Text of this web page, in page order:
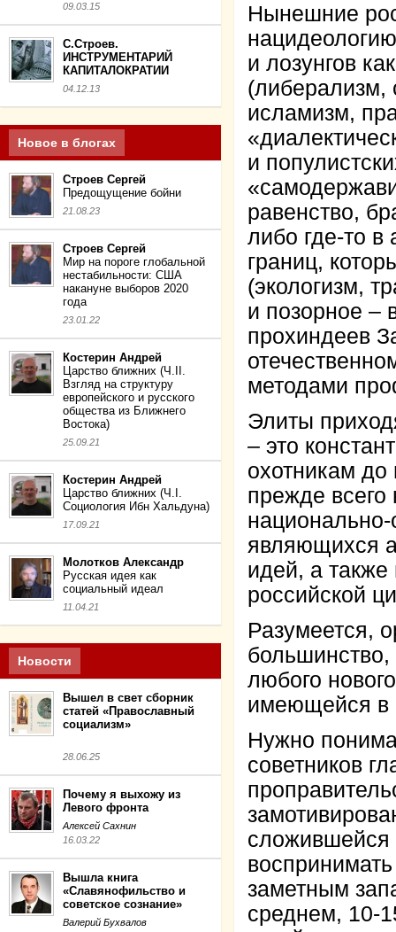
09.03.15
С.Строев.
ИНСТРУМЕНТАРИЙ
КАПИТАЛОКРАТИИ
04.12.13
Новое в блогах
Строев Сергей
Предощущение бойни
21.08.23
Строев Сергей
Мир на пороге глобальной
нестабильности: США
накануне выборов 2020
года
23.01.22
Костерин Андрей
Царство ближних (Ч.II.
Взгляд на структуру
европейского и русского
общества из Ближнего
Востока)
25.09.21
Костерин Андрей
Царство ближних (Ч.I.
Социология Ибн Хальдуна)
17.09.21
Молотков Александр
Русская идея как
социальный идеал
11.04.21
Новости
Вышел в свет сборник
статей «Православный
социализм»
28.06.25
Почему я выхожу из
Левого фронта
Алексей Сахнин
16.03.22
Вышла книга
«Славянофильство и
советское сознание»
Валерий Бухвалов
Нынешние
и лозунгов
(либерализм,
исламизм,
и
равенство,
либо где-то в
границ,
(экологизм,
и позорное –
прохиндеев
методами
Элиты
– это
охотникам до
прежде всего
являющихся
идей, а также
российской
Разумеется,
любого
имеющейся в
Нужно
советников
сложившейся
заметным
среднем, 10-